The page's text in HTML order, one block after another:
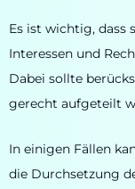
Es ist wichtig, dass
Interessen und
Dabei sollte
gerecht aufgeteilt
In einigen Fällen
die Durchsetzung